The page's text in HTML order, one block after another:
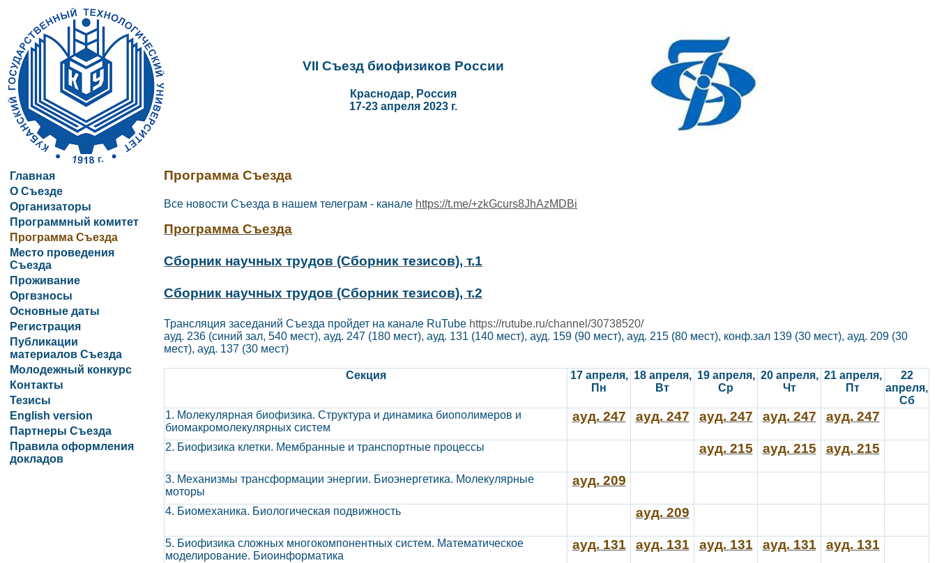
VII Съезд биофизиков России
Краснодар, Россия
17-23 апреля 2023 г.
Главная
О Съезде
Организаторы
Программный комитет
Программа Съезда
Место проведения
Съезда
Проживание
Оргвзносы
Основные даты
Регистрация
Публикации
материалов Съезда
Молодежный конкурс
Контакты
Тезисы
English version
Партнеры Съезда
Правила оформления
докладов
Программа Съезда
Все новости Съезда в нашем телеграм - канале https://t.me/+zkGcurs8JhAzMDBi
Программа Съезда
Сборник научных трудов (Сборник тезисов), т.1
Сборник научных трудов (Сборник тезисов), т.2
Трансляция заседаний Съезда пройдет на канале RuTube https://rutube.ru/channel/30738520/
ауд. 236 (синий зал, 540 мест), ауд. 247 (180 мест), ауд. 131 (140 мест), ауд. 159 (90 мест), ауд. 215 (80 мест), конф.зал 139 (30 мест), ауд. 209 (30
мест), ауд. 137 (30 мест)
Секция
17 апреля,
Пн
18 апреля,
Вт
19 апреля,
Ср
20 апреля,
Чт
21 апреля,
Пт
22
апреля,
Сб
1. Молекулярная биофизика. Структура и динамика биополимеров и
биомакромолекулярных систем
ауд. 247 ауд. 247 ауд. 247 ауд. 247 ауд. 247
2. Биофизика клетки. Мембранные и транспортные процессы ауд. 215 ауд. 215 ауд. 215
3. Механизмы трансформации энергии. Биоэнергетика. Молекулярные
моторы
ауд. 209
4. Биомеханика. Биологическая подвижность ауд. 209
5. Биофизика сложных многокомпонентных систем. Математическое
моделирование. Биоинформатика
ауд. 131 ауд. 131 ауд. 131 ауд. 131 ауд. 131